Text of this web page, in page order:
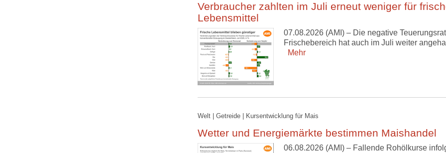
Verbraucher zahlten im Juli erneut weniger für
Lebensmittel
07.08.2026 (AMI) – Die negative
Frischebereich hat auch im Juli weiter
Mehr
Welt | Getreide | Kursentwicklung für Mais
Wetter und Energiemärkte bestimmen Maishandel
06.08.2026 (AMI) – Fallende Rohölkurse